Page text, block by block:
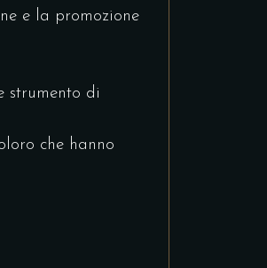
e la promozione
strumento di
che hanno